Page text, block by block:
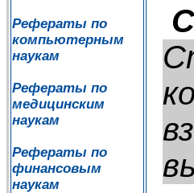
Рефераты по
компьютерным
наукам
Рефераты по
медицинским
наукам
Рефераты по
финансовым
наукам